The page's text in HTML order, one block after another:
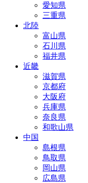
愛知県
三重県
北陸
富山県
石川県
福井県
近畿
滋賀県
京都府
大阪府
兵庫県
奈良県
和歌山県
中国
島根県
鳥取県
岡山県
広島県